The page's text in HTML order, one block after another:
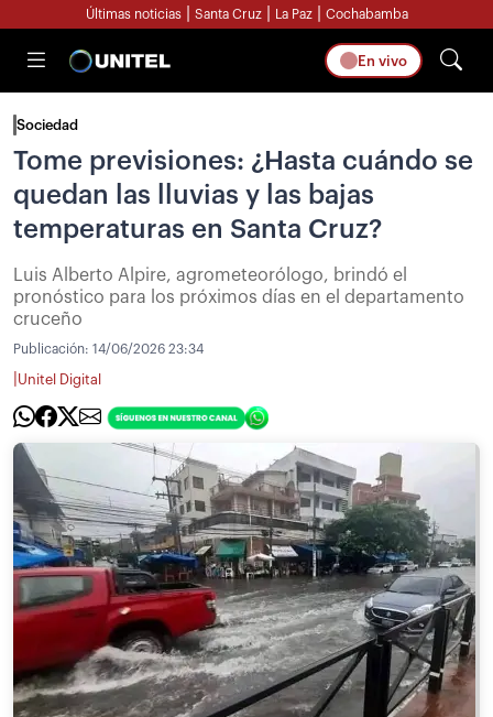
Últimas noticias Santa Cruz La Paz Cochabamba
En vivo
Sociedad
Tome previsiones: ¿Hasta cuándo se
quedan las lluvias y las bajas
temperaturas en Santa Cruz?
Luis Alberto Alpire, agrometeorólogo, brindó el
pronóstico para los próximos días en el departamento
cruceño
Publicación: 14/06/2026 23:34
Unitel Digital